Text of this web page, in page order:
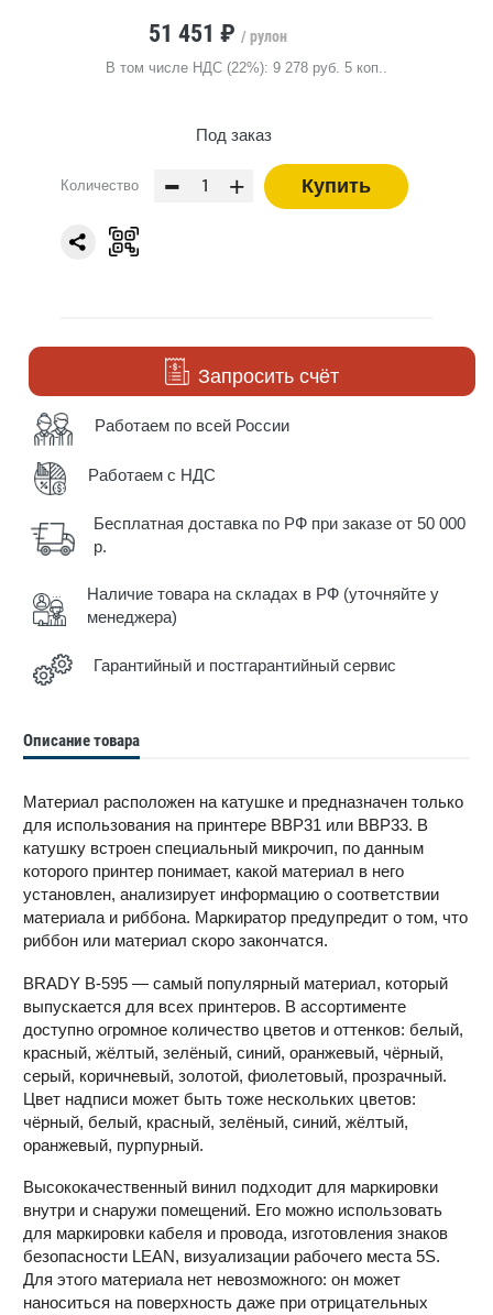
51 451 ₽ / рулон
В том числе НДС (22%): 9 278 руб. 5 коп..
Под заказ
Количество - + Купить
Запросить счёт
Работаем по всей России
Работаем с НДС
Бесплатная доставка по РФ при заказе от 50 000
р.
Наличие товара на складах в РФ (уточняйте у
менеджера)
Гарантийный и постгарантийный сервис
Описание товара
Материал расположен на катушке и предназначен только
для использования на принтере BBP31 или BBP33. В
катушку встроен специальный микрочип, по данным
которого принтер понимает, какой материал в него
установлен, анализирует информацию о соответствии
материала и риббона. Маркиратор предупредит о том, что
риббон или материал скоро закончатся.
BRADY B-595 — самый популярный материал, который
выпускается для всех принтеров. В ассортименте
доступно огромное количество цветов и оттенков: белый,
красный, жёлтый, зелёный, синий, оранжевый, чёрный,
серый, коричневый, золотой, фиолетовый, прозрачный.
Цвет надписи может быть тоже нескольких цветов:
чёрный, белый, красный, зелёный, синий, жёлтый,
оранжевый, пурпурный.
Высококачественный винил подходит для маркировки
внутри и снаружи помещений. Его можно использовать
для маркировки кабеля и провода, изготовления знаков
безопасности LEAN, визуализации рабочего места 5S.
Для этого материала нет невозможного: он может
наноситься на поверхность даже при отрицательных